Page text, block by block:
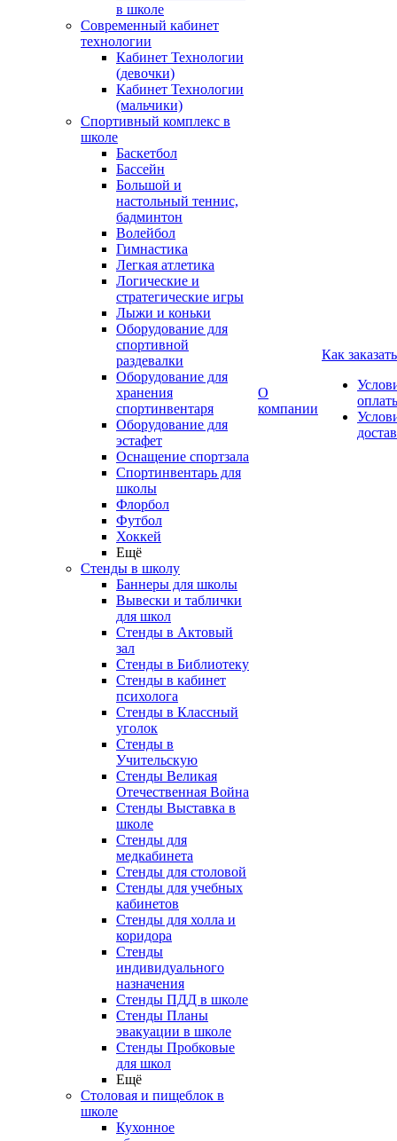
в школе
Современный кабинет
технологии
Кабинет Технологии
(девочки)
Кабинет Технологии
(мальчики)
Спортивный комплекс в
школе
Баскетбол
Бассейн
Большой и
настольный теннис,
бадминтон
Волейбол
Гимнастика
Легкая атлетика
Логические и
стратегические игры
Лыжи и коньки
Оборудование для
спортивной
раздевалки
Оборудование для
хранения
спортинвентаря
Оборудование для
эстафет
Оснащение спортзала
Спортинвентарь для
школы
Флорбол
Футбол
Хоккей
Ещё
Стенды в школу
Баннеры для школы
Вывески и таблички
для школ
Стенды в Актовый
зал
Стенды в Библиотеку
Стенды в кабинет
психолога
Стенды в Классный
уголок
Стенды в
Учительскую
Стенды Великая
Отечественная Война
Стенды Выставка в
школе
Стенды для
медкабинета
Стенды для столовой
Стенды для учебных
кабинетов
Стенды для холла и
коридора
Стенды
индивидуального
назначения
Стенды ПДД в школе
Стенды Планы
эвакуации в школе
Стенды Пробковые
для школ
Ещё
Столовая и пищеблок в
школе
Кухонное
О
компании
Как